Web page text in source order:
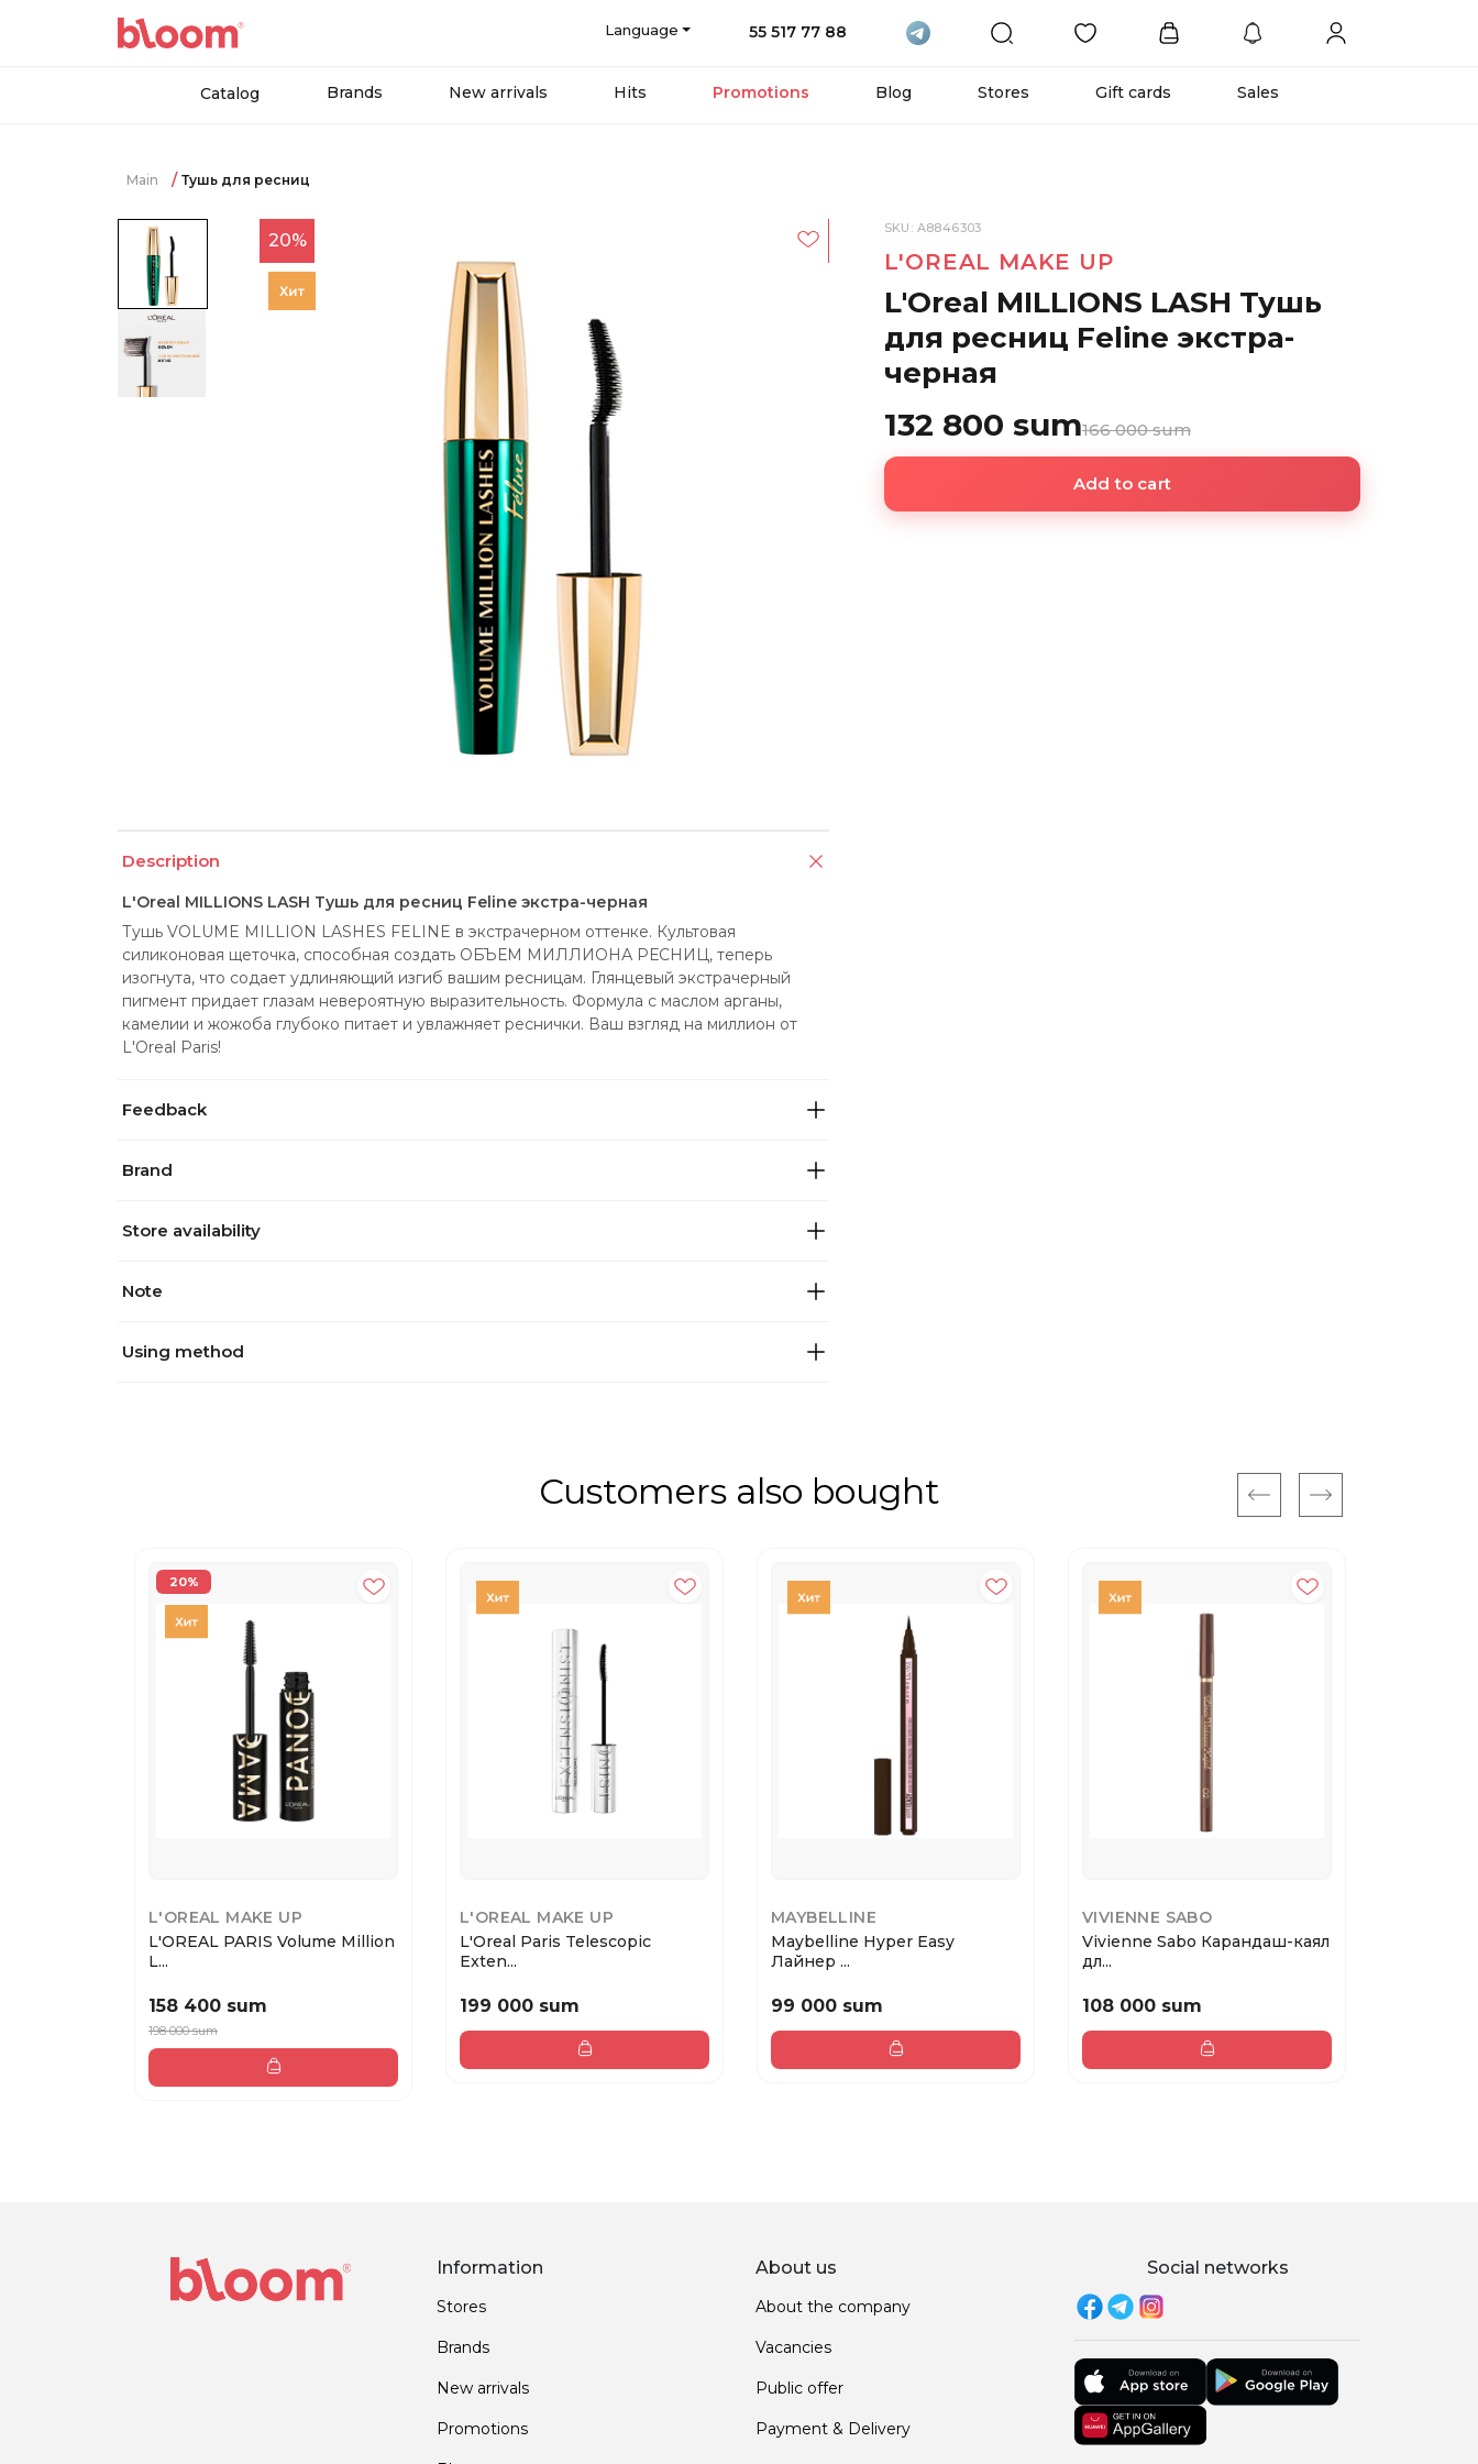
Language 55 517 77 88
Catalog Brands New arrivals Hits Promotions Blog Stores Gift cards Sales
Main Тушь для ресниц
20%
Description
L'Oreal MILLIONS LASH Тушь для ресниц Feline экстра-черная
Тушь VOLUME MILLION LASHES FELINE в экстрачерном оттенке. Культовая
силиконовая щеточка, способная создать ОБЪЕМ МИЛЛИОНА РЕСНИЦ, теперь
изогнута, что содает удлиняющий изгиб вашим ресницам. Глянцевый экстрачерный
пигмент придает глазам невероятную выразительность. Формула с маслом арганы,
камелии и жожоба глубоко питает и увлажняет реснички. Ваш взгляд на миллион от
L'Oreal Paris!
Feedback
Brand
Store availability
Note
Using method
SKU: A8846303
L'OREAL MAKE UP
L'Oreal MILLIONS LASH Тушь
для ресниц Feline экстра-
черная
132 800 sum166 000 sum
Add to cart
Customers also bought
20%
L'OREAL MAKE UP
L'OREAL PARIS Volume Million
L...
158 400 sum
198 000 sum
L'OREAL MAKE UP
L'Oreal Paris Telescopic
Exten...
199 000 sum
MAYBELLINE
Maybelline Hyper Easy
Лайнер ...
99 000 sum
VIVIENNE SABO
Vivienne Sabo Карандаш-каял
дл...
108 000 sum
Information
Stores
Brands
New arrivals
Promotions
About us
About the company
Vacancies
Public offer
Payment & Delivery
Social networks